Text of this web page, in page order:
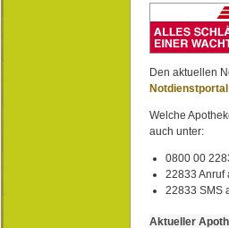
Den aktuellen
Welche
auch unter:
0800 00
22833 Anruf
22833 SMS
Aktueller